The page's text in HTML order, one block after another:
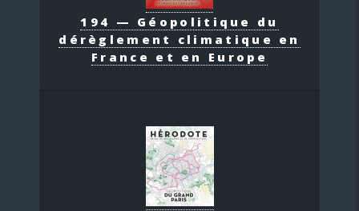
194 — Géopolitique du
dérèglement climatique en
France et en Europe